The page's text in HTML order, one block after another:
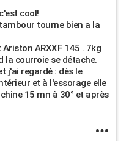
cool!
tourne bien a la
ARXXF 145 . 7kg
la courroie se détache.
j'ai regardé : dès le
et à l'essorage elle
15 mn à 30° et après